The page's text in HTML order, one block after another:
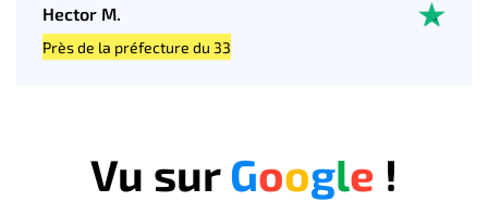
Hector M.
Près de la préfecture du 33
Vu surGoogle !